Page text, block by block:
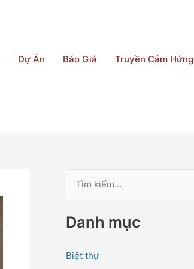
Dự Án Báo Giá
Truyền Cảm Hứng
m
i
Danh mục
Biệt thự